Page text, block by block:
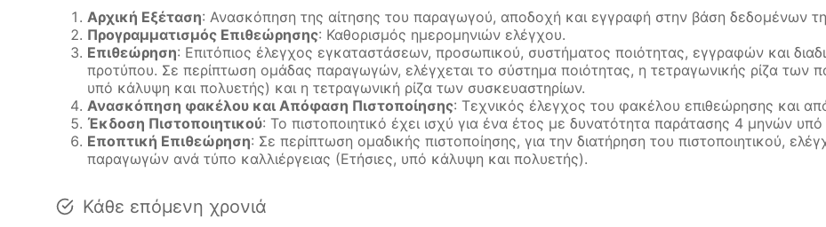
Αρχική Εξέταση: Ανασκόπηση της αίτησης του παραγωγού, αποδοχή και εγγραφή στην βάση δεδομένων
Προγραμματισμός Επιθεώρησης: Καθορισμός ημερομηνιών ελέγχου.
Επιθεώρηση: Επιτόπιος έλεγχος εγκαταστάσεων, προσωπικού, συστήματος ποιότητας, εγγραφών και
προτύπου. Σε περίπτωση ομάδας παραγωγών, ελέγχεται το σύστημα ποιότητας, η τετραγωνικής ρίζα των
υπό κάλυψη και πολυετής) και η τετραγωνική ρίζα των συσκευαστηρίων.
Ανασκόπηση φακέλου και Απόφαση Πιστοποίησης: Τεχνικός έλεγχος του φακέλου επιθεώρησης και
Έκδοση Πιστοποιητικού: Το πιστοποιητικό έχει ισχύ για ένα έτος με δυνατότητα παράτασης 4 μηνών
Εποπτική Επιθεώρηση: Σε περίπτωση ομαδικής πιστοποίησης, για την διατήρηση του πιστοποιητικού,
παραγωγών ανά τύπο καλλιέργειας (Ετήσιες, υπό κάλυψη και πολυετής).
Κάθε επόμενη χρονιά